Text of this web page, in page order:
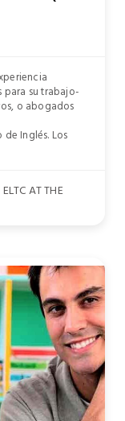
para su trabajo-
o abogados
Inglés. Los
AT THE